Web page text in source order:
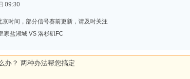
09:30
时间，部分信号赛前更新，请及时关注
家盐湖城 VS 洛杉矶FC
办？ 两种办法帮您搞定